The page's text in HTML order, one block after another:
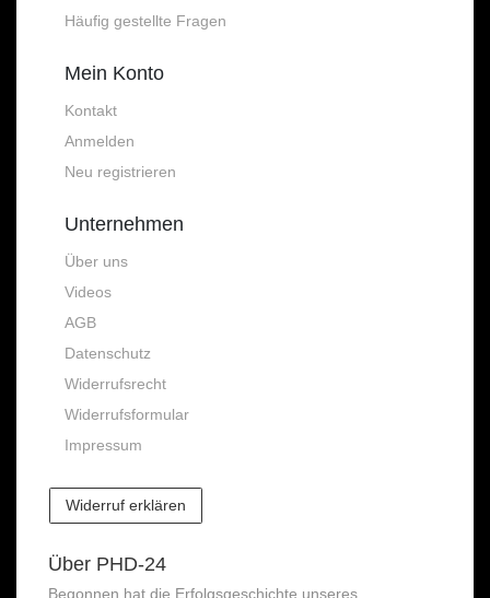
Häufig gestellte Fragen
Mein Konto
Kontakt
Anmelden
Neu registrieren
Unternehmen
Über uns
Videos
AGB
Datenschutz
Widerrufsrecht
Widerrufsformular
Impressum
Widerruf erklären
Über PHD-24
Begonnen hat die Erfolgsgeschichte unseres